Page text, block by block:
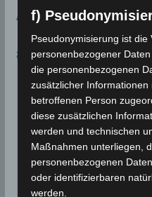
AN DIESEM TAG:
8. AUGUST
2018
Für einen
Tunesien
Für einen August
Niederschlagsmengen
registriert. Zwischen…
Wettergeschehen
f)
Pseudonymisierung ist die
personenbezogener
die personenbezogenen
zusätzlicher
betroffenen Person
diese zusätzlichen
werden und technischen
Maßnahmen unterliegen,
personenbezogenen
oder identifizierbaren
werden.